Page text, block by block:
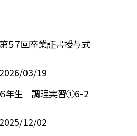
５７回卒業証書授与式
2026/03/19
６年生 調理実習①6-2
2025/12/02